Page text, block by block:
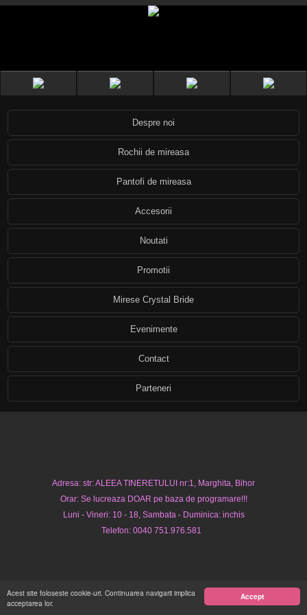
Accept
Acest site foloseste cookie-uri. Continuarea navigarii implica
acceptarea lor.
Despre noi
Rochii de mireasa
Pantofi de mireasa
Accesorii
Noutati
Promotii
Mirese Crystal Bride
Evenimente
Contact
Parteneri
Adresa: str: ALEEA TINERETULUI nr:1, Marghita, Bihor
Orar: Se lucreaza DOAR pe baza de programare!!!
Luni - Vineri: 10 - 18, Sambata - Duminica: inchis
Telefon: 0040 751.976.581